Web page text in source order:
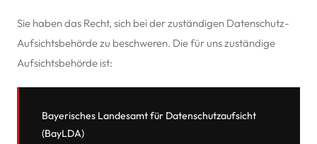
Sie haben das Recht, sich bei der zuständigen Datenschutz-
Aufsichtsbehörde zu beschweren. Die für uns zuständige
Aufsichtsbehörde ist:
Bayerisches Landesamt für Datenschutzaufsicht
(BayLDA)